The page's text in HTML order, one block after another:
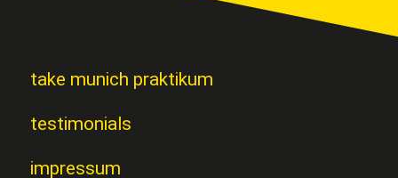
take munich praktikum
testimonials
impressum